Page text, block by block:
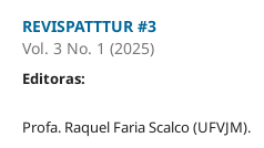
REVISPATTTUR #3
Vol. 3 No. 1 (2025)
Editoras:
Profa. Raquel Faria Scalco (UFVJM).